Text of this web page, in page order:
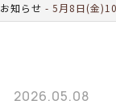
お知らせ 5月8日(金
2026.05.08